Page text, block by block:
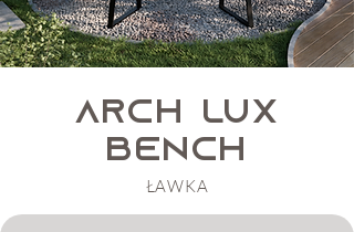
ARCH Lux
bench
ŁAWKA